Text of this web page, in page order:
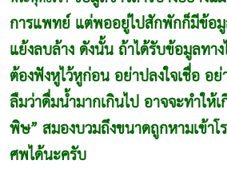
การแพทย์ แต่พออยู่ไปสักพักก็มีข้อ
แย้งลบล้าง ดังนั้น ถ้าได้รับข้อมูลทา
ต้องฟังหูไว้หูก่อน อย่าปลงใจเชื่อ อ
ลืมว่าดื่มน้ำมากเกินไป อาจจะทำให้
พิษ” สมองบวมถึงขนาดถูกหามเข้าโ
ศพได้นะครับ